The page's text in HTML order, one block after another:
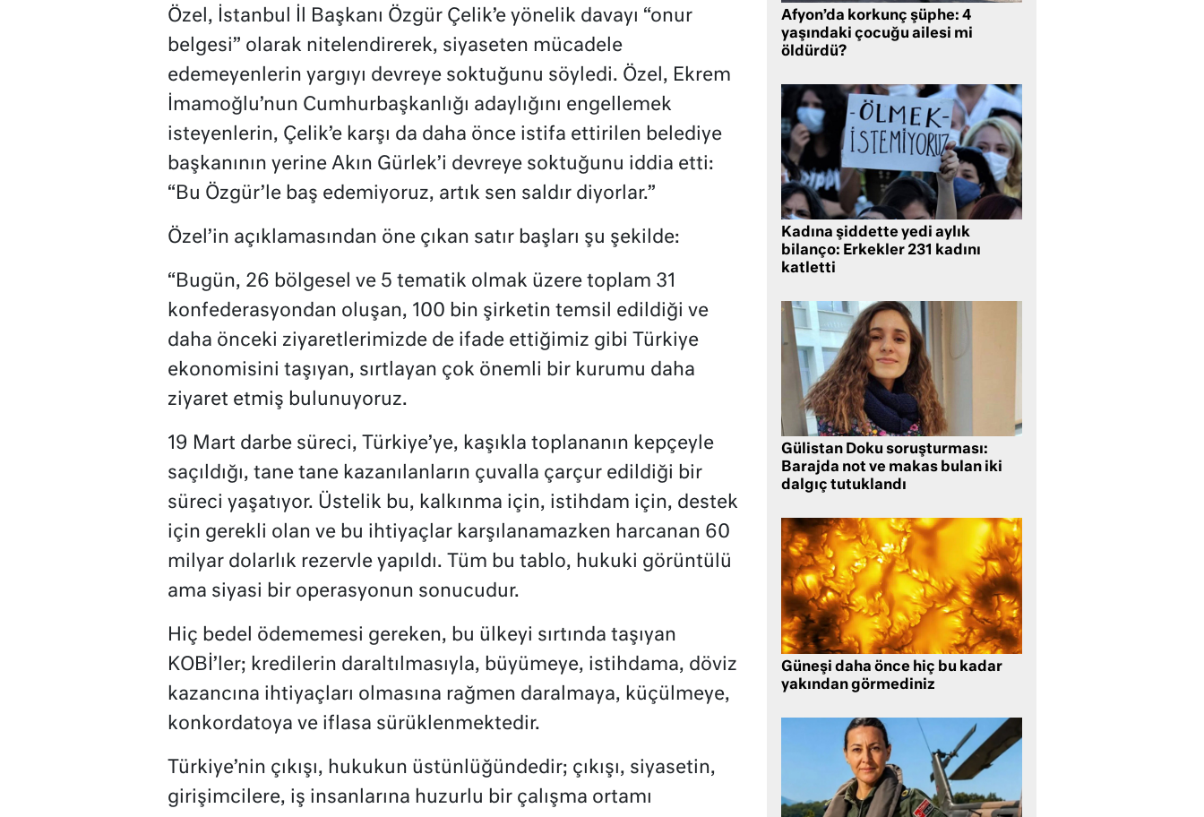
Özel, İstanbul İl Başkanı Özgür Çelik’e yönelik davayı “onur
belgesi” olarak nitelendirerek, siyaseten mücadele
edemeyenlerin yargıyı devreye soktuğunu söyledi. Özel, Ekrem
İmamoğlu’nun Cumhurbaşkanlığı adaylığını engellemek
isteyenlerin, Çelik’e karşı da daha önce istifa ettirilen belediye
başkanının yerine Akın Gürlek’i devreye soktuğunu iddia etti:
“Bu Özgür’le baş edemiyoruz, artık sen saldır diyorlar.”
Özel’in açıklamasından öne çıkan satır başları şu şekilde:
“Bugün, 26 bölgesel ve 5 tematik olmak üzere toplam 31
konfederasyondan oluşan, 100 bin şirketin temsil edildiği ve
daha önceki ziyaretlerimizde de ifade ettiğimiz gibi Türkiye
ekonomisini taşıyan, sırtlayan çok önemli bir kurumu daha
ziyaret etmiş bulunuyoruz.
19 Mart darbe süreci, Türkiye’ye, kaşıkla toplananın kepçeyle
saçıldığı, tane tane kazanılanların çuvalla çarçur edildiği bir
süreci yaşatıyor. Üstelik bu, kalkınma için, istihdam için, destek
için gerekli olan ve bu ihtiyaçlar karşılanamazken harcanan 60
milyar dolarlık rezervle yapıldı. Tüm bu tablo, hukuki görüntülü
ama siyasi bir operasyonun sonucudur.
Hiç bedel ödememesi gereken, bu ülkeyi sırtında taşıyan
KOBİ’ler; kredilerin daraltılmasıyla, büyümeye, istihdama, döviz
kazancına ihtiyaçları olmasına rağmen daralmaya, küçülmeye,
konkordatoya ve iflasa sürüklenmektedir.
Türkiye’nin çıkışı, hukukun üstünlüğündedir; çıkışı, siyasetin,
girişimcilere, iş insanlarına huzurlu bir çalışma ortamı
Afyon’da korkunç şüphe: 4
yaşındaki çocuğu ailesi mi
öldürdü?
Kadına şiddette yedi aylık
bilanço: Erkekler 231 kadını
katletti
Gülistan Doku soruşturması:
Barajda not ve makas bulan iki
dalgıç tutuklandı
Güneşi daha önce hiç bu kadar
yakından görmediniz